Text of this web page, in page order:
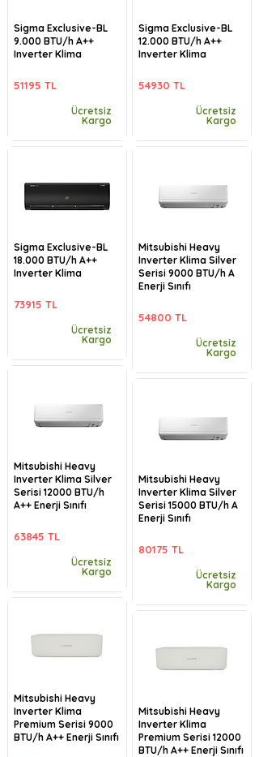
Sigma Exclusive-BL
9.000 BTU/h A++
Inverter Klima
51195 TL
Ücretsiz
Kargo
Sigma Exclusive-BL
18.000 BTU/h A++
Inverter Klima
73915 TL
Ücretsiz
Kargo
Mitsubishi Heavy
Inverter Klima Silver
Serisi 12000 BTU/h
A++ Enerji Sınıfı
63845 TL
Ücretsiz
Kargo
Mitsubishi Heavy
Inverter Klima
Premium Serisi 9000
BTU/h A++ Enerji Sınıfı
Sigma Exclusive-BL
12.000 BTU/h A++
Inverter Klima
54930 TL
Ücretsiz
Kargo
Mitsubishi Heavy
Inverter Klima Silver
Serisi 9000 BTU/h A
Enerji Sınıfı
54800 TL
Ücretsiz
Kargo
Mitsubishi Heavy
Inverter Klima Silver
Serisi 15000 BTU/h A
Enerji Sınıfı
80175 TL
Ücretsiz
Kargo
Mitsubishi Heavy
Inverter Klima
Premium Serisi 12000
BTU/h A++ Enerji Sınıfı